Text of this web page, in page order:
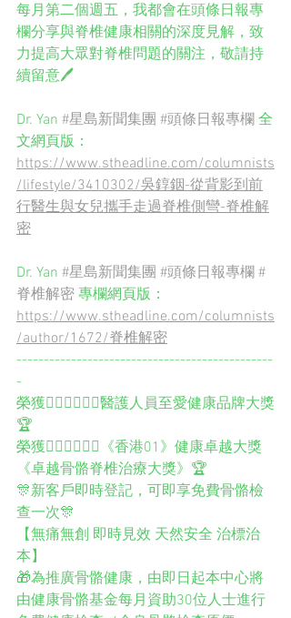
每月第二個週五，我都會在頭條日報專
欄分享與脊椎健康相關的深度見解，致
力提高大眾對脊椎問題的關注，敬請持
續留意🖊
Dr. Yan #星島新聞集團 #頭條日報專欄 全
文網頁版：
https://www.stheadline.com/columnists
/lifestyle/3410302/吳錞銦-從背影到前
行醫生與女兒攜手走過脊椎側彎-脊椎解
密
Dr. Yan #星島新聞集團 #頭條日報專欄 #
脊椎解密 專欄網頁版：
https://www.stheadline.com/columnists
/author/1672/脊椎解密
-----------------------------------------------
-
榮獲👨🏻‍⚕️👩🏻‍⚕️醫護人員至愛健康品牌大獎
🏆
榮獲👨🏻‍⚕️👩🏻‍⚕️《香港01》健康卓越大獎
《卓越骨骼脊椎治療大獎》🏆
🎊新客戶即時登記，可即享免費骨骼檢
查一次🎊
【無痛無創 即時見效 天然安全 治標治
本】
🎁為推廣骨骼健康，由即日起本中心將
由健康骨骼基金每月資助30位人士進行